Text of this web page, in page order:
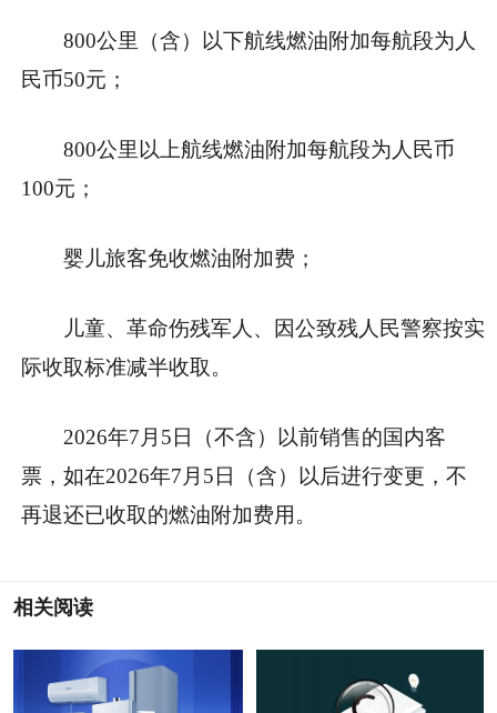
800公里（含）以下航线燃油附加每航段为人
民币50元；
800公里以上航线燃油附加每航段为人民币
100元；
婴儿旅客免收燃油附加费；
儿童、革命伤残军人、因公致残人民警察按实
际收取标准减半收取。
2026年7月5日（不含）以前销售的国内客
票，如在2026年7月5日（含）以后进行变更，不
再退还已收取的燃油附加费用。
相关阅读